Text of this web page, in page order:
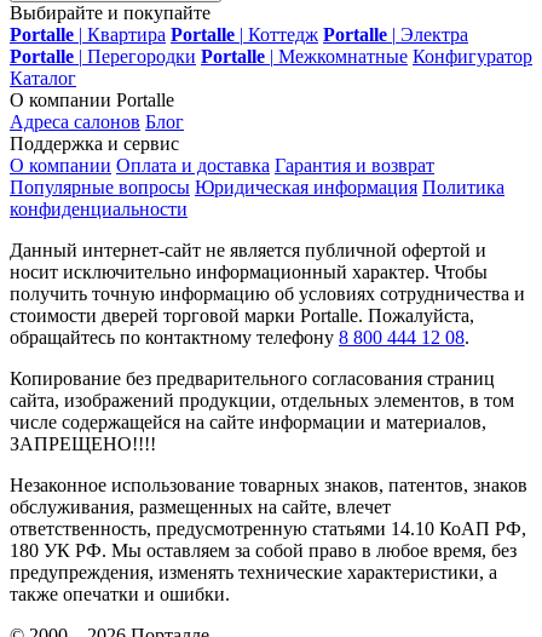
Выбирайте и покупайте
Portalle | Квартира Portalle | Коттедж Portalle | Электра
Portalle | Перегородки Portalle | Межкомнатные Конфигуратор
Каталог
О компании Portalle
Адреса салонов Блог
Поддержка и сервис
О компании Оплата и доставка Гарантия и возврат
Популярные вопросы Юридическая информация Политика
конфиденциальности
Данный интернет-сайт не является публичной офертой и
носит исключительно информационный характер. Чтобы
получить точную информацию об условиях сотрудничества и
стоимости дверей торговой марки Portalle. Пожалуйста,
обращайтесь по контактному телефону 8 800 444 12 08.
Копирование без предварительного согласования страниц
сайта, изображений продукции, отдельных элементов, в том
числе содержащейся на сайте информации и материалов,
ЗАПРЕЩЕНО!!!!
Незаконное использование товарных знаков, патентов, знаков
обслуживания, размещенных на сайте, влечет
ответственность, предусмотренную статьями 14.10 КоАП РФ,
180 УК РФ. Мы оставляем за собой право в любое время, без
предупреждения, изменять технические характеристики, а
также опечатки и ошибки.